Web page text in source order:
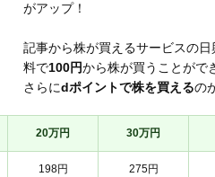
がアップ！
記事から株が買えるサービスの
料で100円から株が買うことがで
さらにdポイントで株を買えるの
20万円 30万円
198円 275円